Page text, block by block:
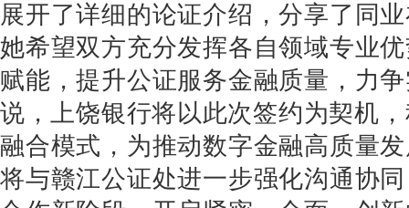
展开了详细的论证介绍，分享了同
她希望双方充分发挥各自领域专业
赋能，提升公证服务金融质量，力
说，上饶银行将以此次签约为契机
融合模式，为推动数字金融高质量
将与赣江公证处进一步强化沟通协